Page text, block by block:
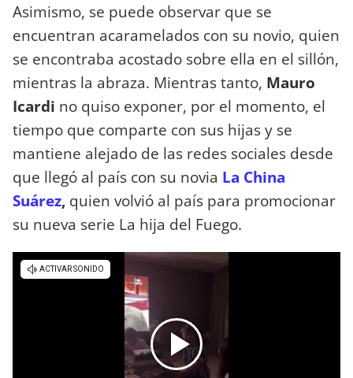
Asimismo, se puede observar que se
encuentran acaramelados con su novio, quien
se encontraba acostado sobre ella en el sillón,
mientras la abraza. Mientras tanto, Mauro
Icardi no quiso exponer, por el momento, el
tiempo que comparte con sus hijas y se
mantiene alejado de las redes sociales desde
que llegó al país con su novia La China
Suárez, quien volvió al país para promocionar
su nueva serie La hija del Fuego.